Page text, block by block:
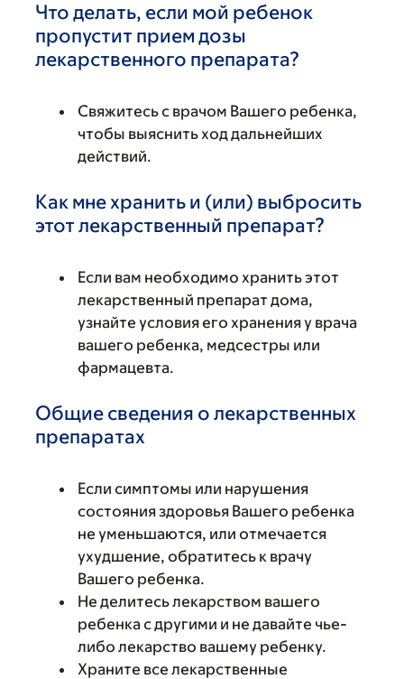
Что делать, если мой ребенок
пропустит прием дозы
лекарственного препарата?
Свяжитесь с врачом Вашего ребенка,
чтобы выяснить ход дальнейших
действий.
Как мне хранить и (или) выбросить
этот лекарственный препарат?
Если вам необходимо хранить этот
лекарственный препарат дома,
узнайте условия его хранения у врача
вашего ребенка, медсестры или
фармацевта.
Общие сведения о лекарственных
препаратах
Если симптомы или нарушения
состояния здоровья Вашего ребенка
не уменьшаются, или отмечается
ухудшение, обратитесь к врачу
Вашего ребенка.
Не делитесь лекарством вашего
ребенка с другими и не давайте чье-
либо лекарство вашему ребенку.
Храните все лекарственные